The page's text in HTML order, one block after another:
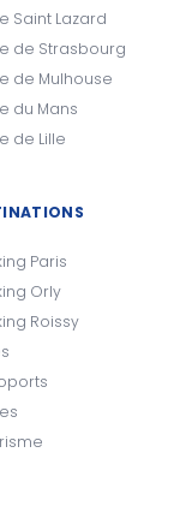
Saint Lazard
de Strasbourg
de Mulhouse
du Mans
de Lille
Paris
Orly
Roissy